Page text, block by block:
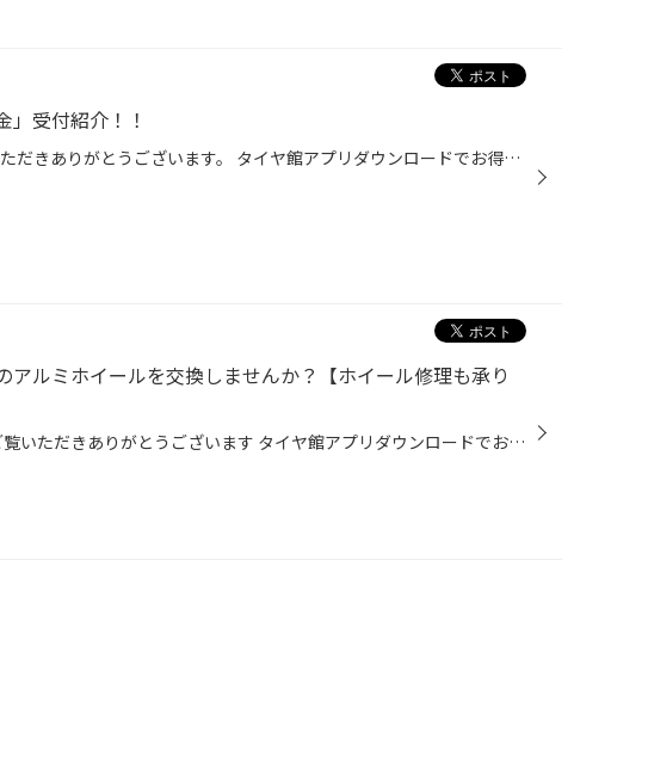
」受付紹介！！
いつもHPをご覧いただきありがとうございます。 タイヤ館アプリダウンロードでお得にタイヤGET‼ こちらから タイヤ館で板金・・・？ と思われる方もいると思います。 実はタイヤ館でも 板金の受付やっております！！ では、板金受付のご紹介 板金受付の流れ ①点検予約をする ②傷の確認 ③見積もり ク...
アルミホイールを交換しませんか？【ホイール修理も承り
いつも当店HPを ご覧いただきありがとうございます タイヤ館アプリダウンロードでお得にタイヤGET‼ こちらから 本日はアルミホイールの交換について ご紹介させていただきます! ■ お車のホイールに傷がつき 修理や交換をご検討中のお客様 ■ ドレスアップや走行性能の向上で アルミホイールの交換を...